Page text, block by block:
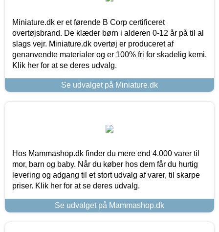
Miniature.dk er et førende B Corp certificeret
overtøjsbrand. De klæder børn i alderen 0-12 år på til al
slags vejr. Miniature.dk overtøj er produceret af
genanvendte materialer og er 100% fri for skadelig kemi.
Klik her for at se deres udvalg.
Se udvalget på Miniature.dk
Hos Mammashop.dk finder du mere end 4.000 varer til
mor, barn og baby. Når du køber hos dem får du hurtig
levering og adgang til et stort udvalg af varer, til skarpe
priser. Klik her for at se deres udvalg.
Se udvalget på Mammashop.dk